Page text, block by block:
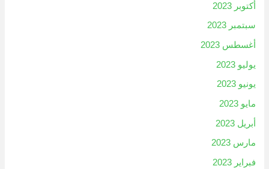
أكتوبر 2023
سبتمبر 2023
أغسطس 2023
يوليو 2023
يونيو 2023
مايو 2023
أبريل 2023
مارس 2023
فبراير 2023